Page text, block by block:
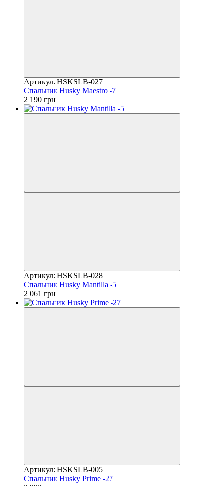
Артикул: HSKSLB-027
Спальник Husky Maestro -7
2 190 грн
Артикул: HSKSLB-028
Спальник Husky Mantilla -5
2 061 грн
Артикул: HSKSLB-005
Спальник Husky Prime -27